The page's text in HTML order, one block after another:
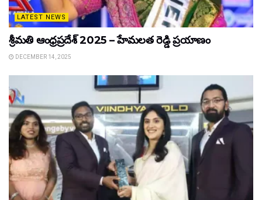
LATEST NEWS
శ్రీమతి ఆంధ్రప్రదేశ్ 2025 – హేమలత రెడ్డి ప్రయాణం
DECEMBER 14, 2025